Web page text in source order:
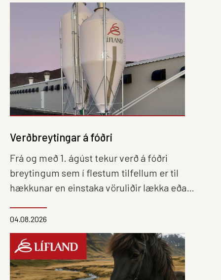
04.08.2026
Verðbreytingar á fóðri
Frá og með 1. ágúst tekur verð á fóðri
breytingum sem í flestum tilfellum er til
hækkunar en einstaka vöruliðir lækka eða